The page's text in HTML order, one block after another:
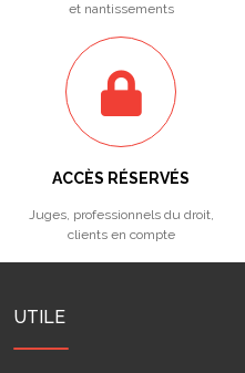
et nantissements
ACCÈS RÉSERVÉS
Juges, professionnels du droit,
clients en compte
UTILE